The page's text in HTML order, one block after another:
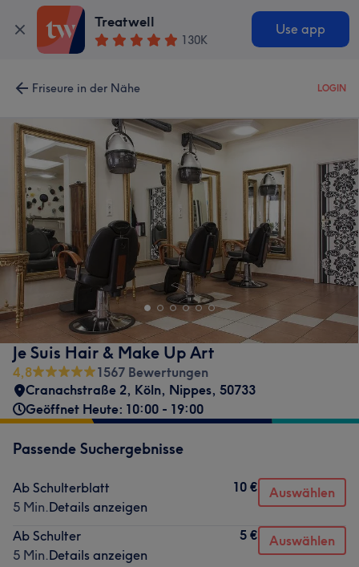
Treatwell
130K
Use app
Friseure in der Nähe LOGIN
Je Suis Hair & Make Up Art
4,8
1567 Bewertungen
Cranachstraße 2, Köln, Nippes, 50733
Geöffnet Heute: 10:00 - 19:00
Passende Suchergebnisse
Ab Schulterblatt
5 Min.Details anzeigen
10 € Auswählen
Ab Schulter
5 Min.Details anzeigen
5 € Auswählen